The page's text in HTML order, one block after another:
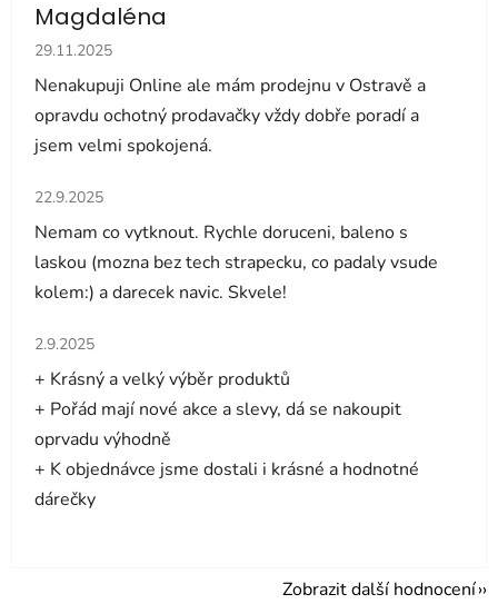
Magdaléna
Hodnocení obchodu je 5 z 5 hvězdiček.
29.11.2025
Nenakupuji Online ale mám prodejnu v Ostravě a
opravdu ochotný prodavačky vždy dobře poradí a
jsem velmi spokojená.
Hodnocení obchodu je 5 z 5 hvězdiček.
22.9.2025
Nemam co vytknout. Rychle doruceni, baleno s
laskou (mozna bez tech strapecku, co padaly vsude
kolem:) a darecek navic. Skvele!
Hodnocení obchodu je 5 z 5 hvězdiček.
2.9.2025
+ Krásný a velký výběr produktů
+ Pořád mají nové akce a slevy, dá se nakoupit
oprvadu výhodně
+ K objednávce jsme dostali i krásné a hodnotné
dárečky
Zobrazit další hodnocení